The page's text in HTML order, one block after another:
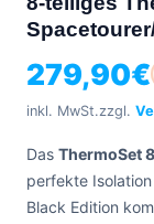
phone0471
962
4,6
Facebook
Instagram
279,90€
inkl. MwSt.zzgl.
Das ThermoSet
perfekte
Black Edition